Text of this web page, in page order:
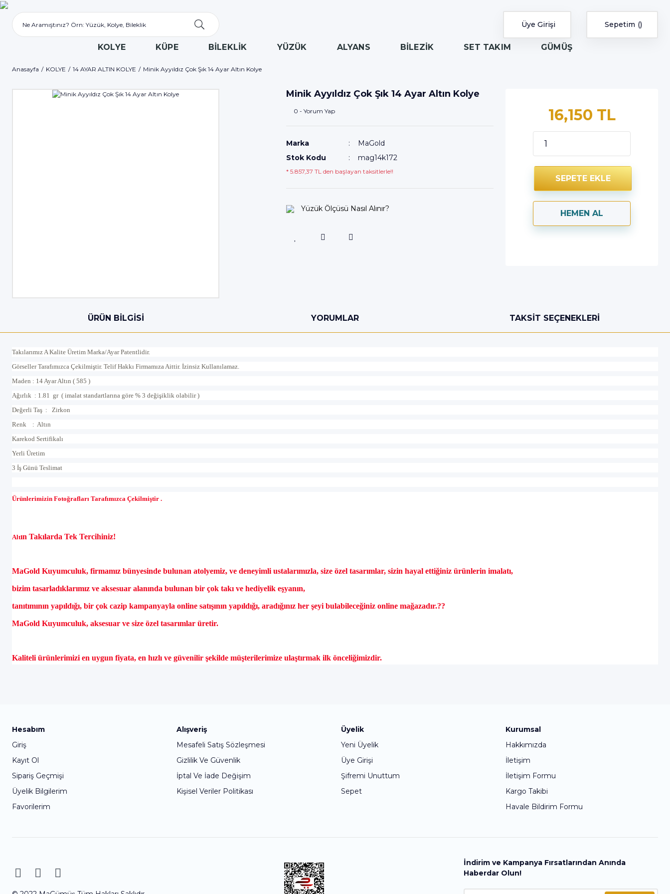
Üye Girişi Sepetim
KOLYE KÜPE BİLEKLİK YÜZÜK ALYANS BİLEZİK SET TAKIM GÜMÜŞ
Anasayfa KOLYE 14 AYAR ALTIN KOLYE Minik Ayyıldız Çok Şık 14 Ayar Altın Kolye
Minik Ayyıldız Çok Şık 14 Ayar Altın Kolye
0 - Yorum Yap
Marka
MaGold
Stok Kodu
mag14k172
* 5.857,37 TL den başlayan taksitlerle!!
Yüzük Ölçüsü Nasıl Alınır?
16,150 TL
SEPETE EKLE
HEMEN AL
ÜRÜN BILGISI YORUMLAR TAKSIT SEÇENEKLERI
Takılarımız A Kalite Üretim Marka/Ayar Patentlidir.
Görseller Tarafımızca Çekilmiştir. Telif Hakkı Firmamıza Aittir. İzinsiz Kullanılamaz.
Maden : 14 Ayar Altın ( 585 )
Ağırlık : 1.81 gr ( imalat standartlarına göre % 3 değişiklik olabilir )
Değerli Taş : Zirkon
Renk : Altın
Karekod Sertifikalı
Yerli Üretim
3 İş Günü Teslimat
Ürünlerimizin Fotoğrafları Tarafımızca Çekilmiştir .
Altın Takılarda Tek Tercihiniz!
MaGold Kuyumculuk, firmamız bünyesinde bulunan atolyemiz, ve deneyimli ustalarımızla, size özel tasarımlar, sizin hayal ettiğiniz ürünlerin imalatı,
bizim tasarladıklarımız ve aksesuar alanında bulunan bir çok takı ve hediyelik eşyanın,
tanıtımının yapıldığı, bir çok cazip kampanyayla online satışının yapıldığı, aradığınız her şeyi bulabileceğiniz online mağazadır.??
MaGold Kuyumculuk, aksesuar ve size özel tasarımlar üretir.
Kaliteli ürünlerimizi en uygun fiyata, en hızlı ve güvenilir şekilde müşterilerimize ulaştırmak ilk önceliğimizdir.
Yorum Yaz
Hesabım
Giriş
Kayıt Ol
Sipariş Geçmişi
Üyelik Bilgilerim
Favorilerim
Alışveriş
Mesafeli Satış Sözleşmesi
Gizlilik Ve Güvenlik
İptal Ve İade Değişim
Kişisel Veriler Politikası
Üyelik
Yeni Üyelik
Üye Girişi
Şifremi Unuttum
Sepet
Kurumsal
Hakkımızda
İletişim
İletişim Formu
Kargo Takibi
Havale Bildirim Formu
İndirim ve Kampanya Fırsatlarından Anında
Haberdar Olun!